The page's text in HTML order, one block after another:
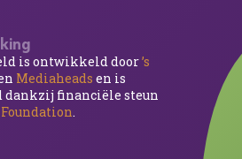
is ontwikkeld door’s
Mediaheads en is
dankzij financiële steun
Foundation.